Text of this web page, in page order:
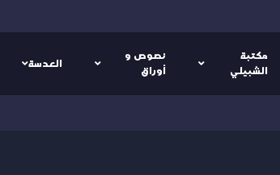
مكتبة
الشبيلي
نصوص و
أوراق
العدسة